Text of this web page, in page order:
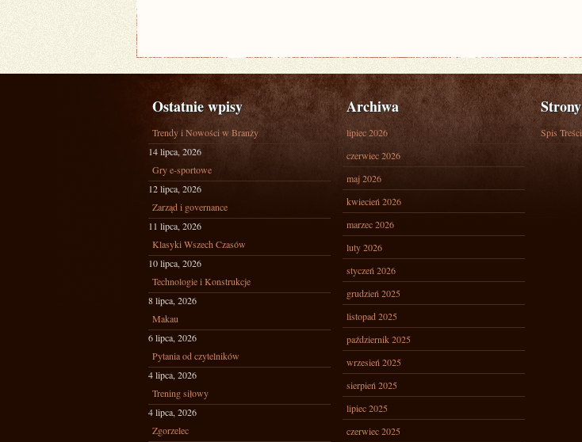
Ostatnie wpisy
Trendy i Nowości w Branży
14 lipca, 2026
Gry e-sportowe
12 lipca, 2026
Zarząd i governance
11 lipca, 2026
Klasyki Wszech Czasów
10 lipca, 2026
Technologie i Konstrukcje
8 lipca, 2026
Makau
6 lipca, 2026
Pytania od czytelników
4 lipca, 2026
Trening siłowy
4 lipca, 2026
Zgorzelec
Archiwa
lipiec 2026
czerwiec 2026
maj 2026
kwiecień 2026
marzec 2026
luty 2026
styczeń 2026
grudzień 2025
listopad 2025
październik 2025
wrzesień 2025
sierpień 2025
lipiec 2025
czerwiec 2025
Strony
Spis Treści